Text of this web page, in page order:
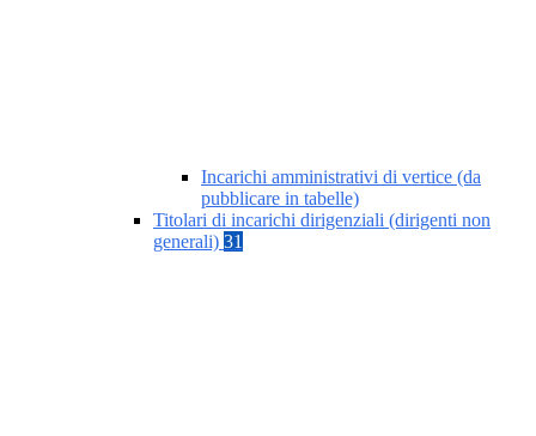
Incarichi amministrativi di vertice (da
pubblicare in tabelle)
Titolari di incarichi dirigenziali (dirigenti non
generali) 31